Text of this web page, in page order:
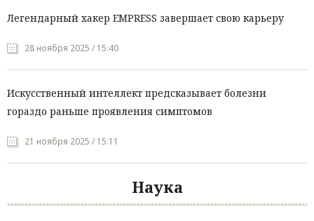
Легендарный хакер EMPRESS завершает свою карьеру
28 ноября 2025 / 15:40
Искусственный интеллект предсказывает болезни
гораздо раньше проявления симптомов
21 ноября 2025 / 15:11
Наука